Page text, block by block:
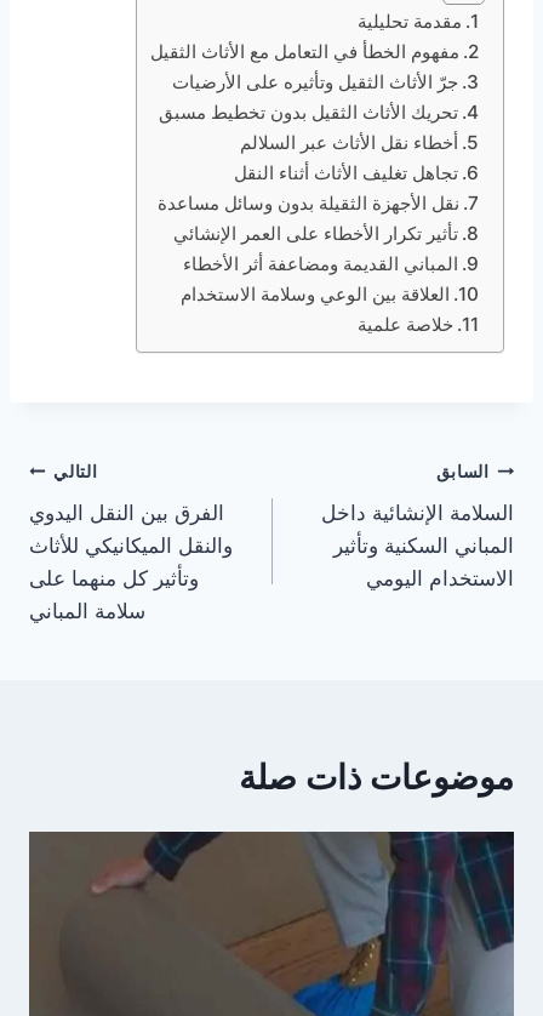
مقدمة تحليلية
مفهوم الخطأ في التعامل مع الأثاث الثقيل
جرّ الأثاث الثقيل وتأثيره على الأرضيات
تحريك الأثاث الثقيل بدون تخطيط مسبق
أخطاء نقل الأثاث عبر السلالم
تجاهل تغليف الأثاث أثناء النقل
نقل الأجهزة الثقيلة بدون وسائل مساعدة
تأثير تكرار الأخطاء على العمر الإنشائي
المباني القديمة ومضاعفة أثر الأخطاء
العلاقة بين الوعي وسلامة الاستخدام
خلاصة علمية
تصفّح
المقالات
السابق
السلامة الإنشائية داخل
المباني السكنية وتأثير
الاستخدام اليومي
التالي
الفرق بين النقل اليدوي
والنقل الميكانيكي للأثاث
وتأثير كل منهما على
سلامة المباني
موضوعات ذات صلة